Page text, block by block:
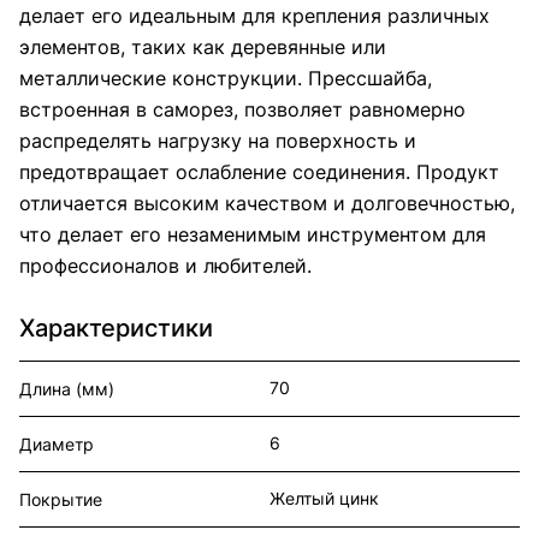
делает его идеальным для крепления различных
элементов, таких как деревянные или
металлические конструкции. Прессшайба,
встроенная в саморез, позволяет равномерно
распределять нагрузку на поверхность и
предотвращает ослабление соединения. Продукт
отличается высоким качеством и долговечностью,
что делает его незаменимым инструментом для
профессионалов и любителей.
Характеристики
Длина (мм) 70
Диаметр 6
Покрытие Желтый цинк